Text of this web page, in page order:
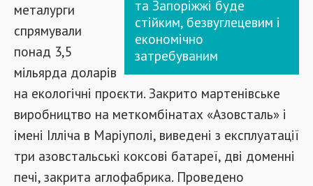
та Запоріжжі буде
стійким, безвуглецевим і
економічно
затребуваним
металурги
спрямували
понад 3,5
мільярда доларів
на екологічні проєкти. Закрито мартенівське
виробництво на меткомбінатах «Азовсталь» і
імені Ілліча в Маріуполі, виведені з експлуатації
три азовстальські коксові батареї, дві доменні
печі, закрита аглофабрика. Проведено